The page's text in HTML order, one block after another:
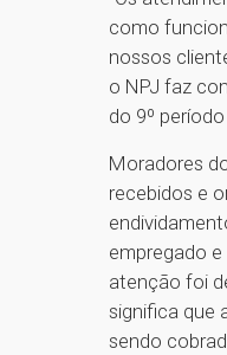
como
nossos
o NPJ faz
do 9º
Moradores
recebidos e
empregado
atenção foi
significa que
sendo